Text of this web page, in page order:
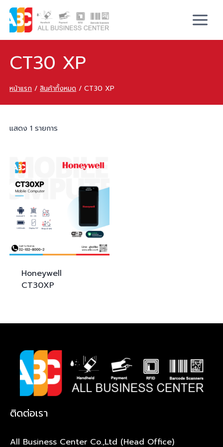
CT30 XP
หน้าแรก / สินค้าทั้งหมด / CT30 XP
แสดง 1 รายการ
Honeywell
CT30XP
ติดต่อเรา
All Business Center Co.,Ltd (Head Office)